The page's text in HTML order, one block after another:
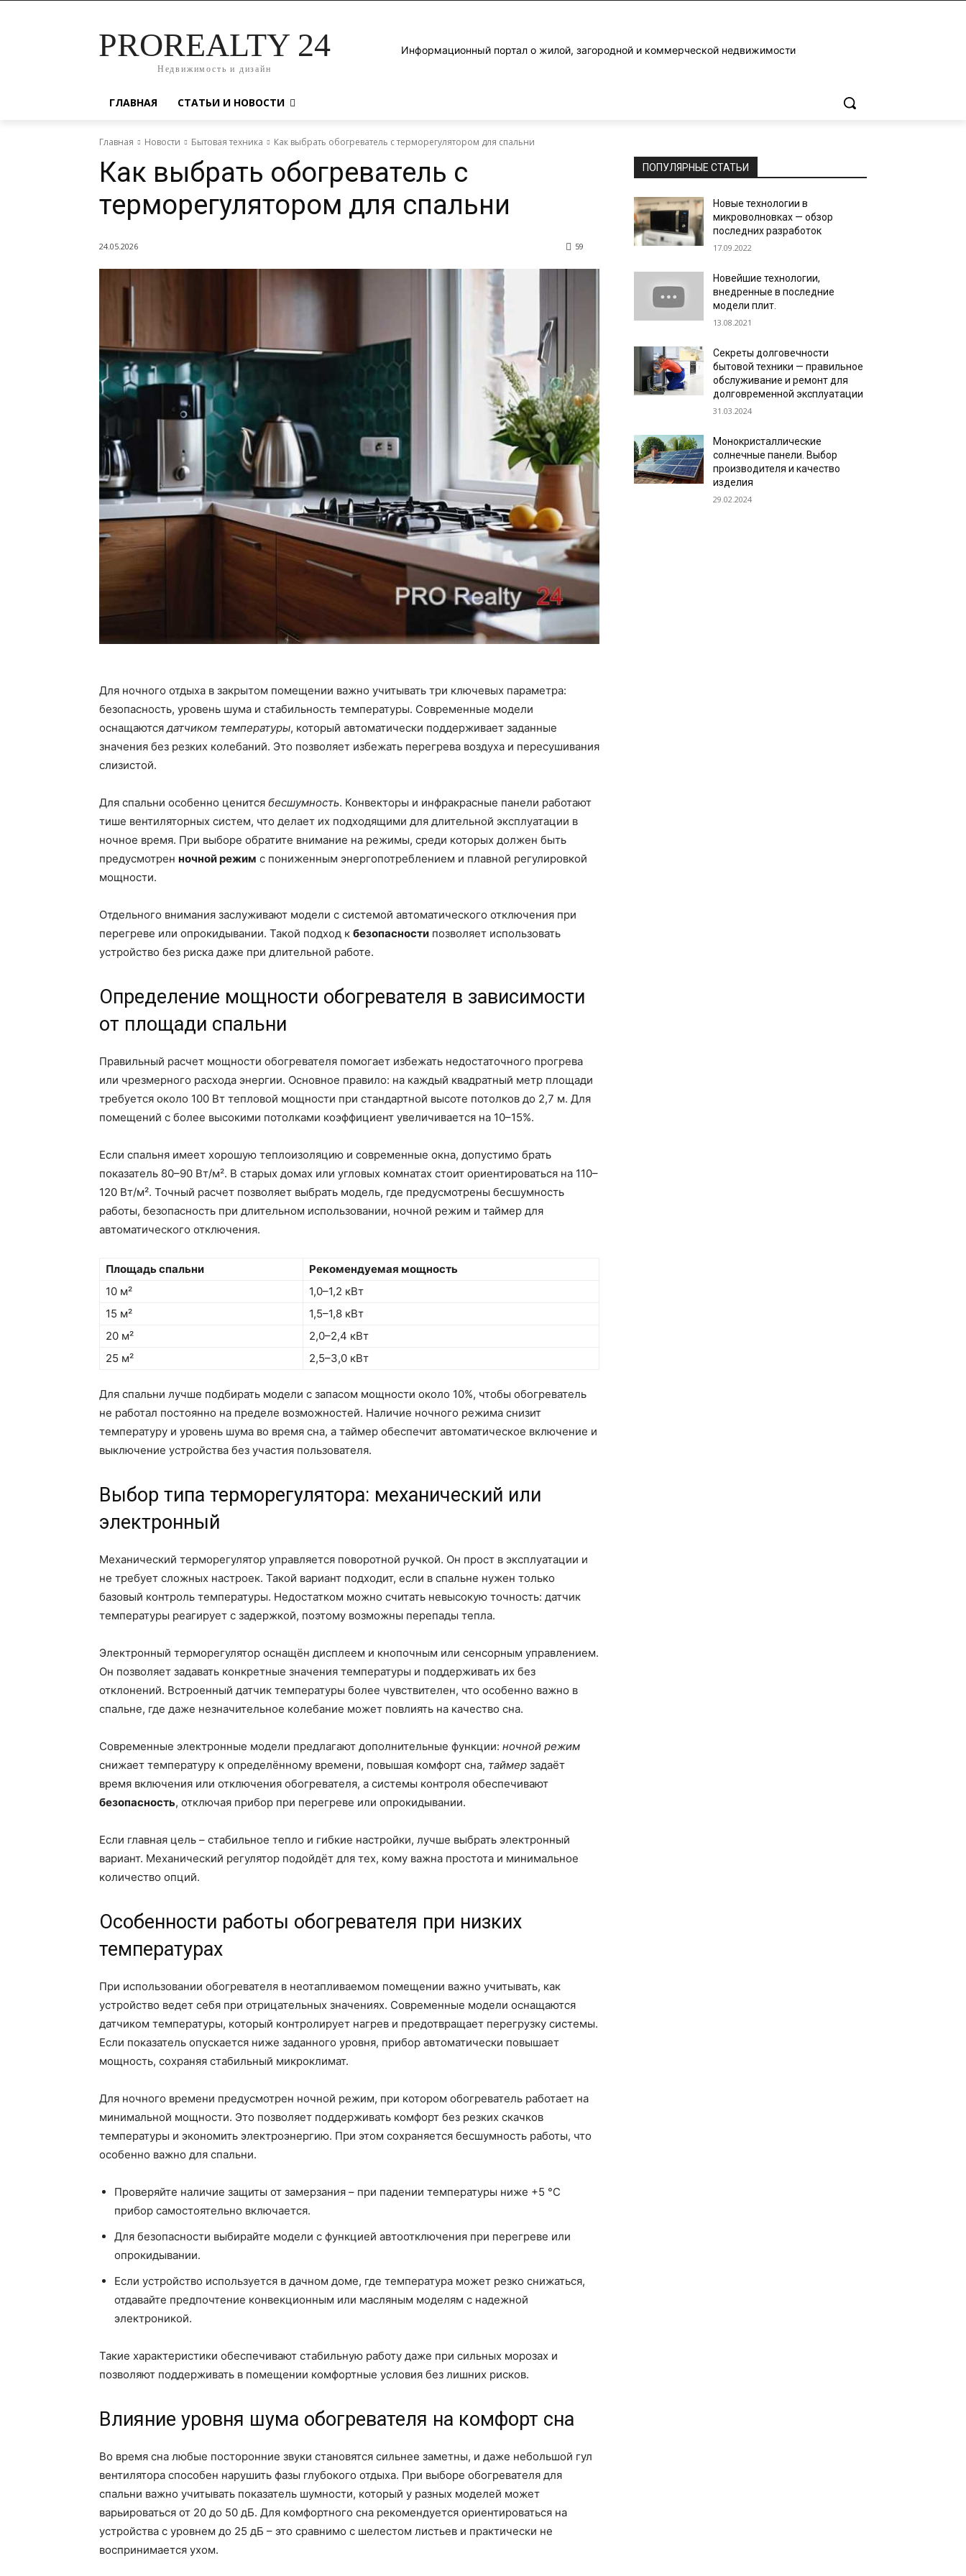
PROREALTY 24
Недвижимость и дизайн
Информационный портал о жилой, загородной и коммерческой недвижимости
ГЛАВНАЯ СТАТЬИ И НОВОСТИ
Главная Новости Бытовая техника Как выбрать обогреватель с терморегулятором для спальни
Как выбрать обогреватель с
терморегулятором для спальни
24.05.2026 59
Для ночного отдыха в закрытом помещении важно учитывать три ключевых параметра:
безопасность, уровень шума и стабильность температуры. Современные модели
оснащаютсядатчиком температуры, который автоматически поддерживает заданные
значения без резких колебаний. Это позволяет избежать перегрева воздуха и пересушивания
слизистой.
Для спальни особенно ценится бесшумность. Конвекторы и инфракрасные панели работают
тише вентиляторных систем, что делает их подходящими для длительной эксплуатации в
ночное время. При выборе обратите внимание на режимы, среди которых должен быть
предусмотрен ночной режим с пониженным энергопотреблением и плавной регулировкой
мощности.
Отдельного внимания заслуживают модели с системой автоматического отключения при
перегреве или опрокидывании. Такой подход к безопасности позволяет использовать
устройство без риска даже при длительной работе.
Определение мощности обогревателя в зависимости
от площади спальни
Правильный расчет мощности обогревателя помогает избежать недостаточного прогрева
или чрезмерного расхода энергии. Основное правило: на каждый квадратный метр площади
требуется около 100 Вт тепловой мощности при стандартной высоте потолков до 2,7 м. Для
помещений с более высокими потолками коэффициент увеличивается на 10–15%.
Если спальня имеет хорошую теплоизоляцию и современные окна, допустимо брать
показатель 80–90 Вт/м². В старых домах или угловых комнатах стоит ориентироваться на 110–
120 Вт/м². Точный расчет позволяет выбрать модель, где предусмотрены бесшумность
работы, безопасность при длительном использовании, ночной режим и таймер для
автоматического отключения.
Площадь спальни
Рекомендуемая мощность
10 м²
1,0–1,2 кВт
15 м²
1,5–1,8 кВт
20 м²
2,0–2,4 кВт
25 м²
2,5–3,0 кВт
Для спальни лучше подбирать модели с запасом мощности около 10%, чтобы обогреватель
не работал постоянно на пределе возможностей. Наличие ночного режима снизит
температуру и уровень шума во время сна, а таймер обеспечит автоматическое включение и
выключение устройства без участия пользователя.
Выбор типа терморегулятора: механический или
электронный
Механический терморегулятор управляется поворотной ручкой. Он прост в эксплуатации и
не требует сложных настроек. Такой вариант подходит, если в спальне нужен только
базовый контроль температуры. Недостатком можно считать невысокую точность: датчик
температуры реагирует с задержкой, поэтому возможны перепады тепла.
Электронный терморегулятор оснащён дисплеем и кнопочным или сенсорным управлением.
Он позволяет задавать конкретные значения температуры и поддерживать их без
отклонений. Встроенный датчик температуры более чувствителен, что особенно важно в
спальне, где даже незначительное колебание может повлиять на качество сна.
Современные электронные модели предлагают дополнительные функции: ночной режим
снижает температуру к определённому времени, повышая комфорт сна, таймер задаёт
время включения или отключения обогревателя, а системы контроля обеспечивают
безопасность, отключая прибор при перегреве или опрокидывании.
Если главная цель – стабильное тепло и гибкие настройки, лучше выбрать электронный
вариант. Механический регулятор подойдёт для тех, кому важна простота и минимальное
количество опций.
Особенности работы обогревателя при низких
температурах
При использовании обогревателя в неотапливаемом помещении важно учитывать, как
устройство ведет себя при отрицательных значениях. Современные модели оснащаются
датчиком температуры, который контролирует нагрев и предотвращает перегрузку системы.
Если показатель опускается ниже заданного уровня, прибор автоматически повышает
мощность, сохраняя стабильный микроклимат.
Для ночного времени предусмотрен ночной режим, при котором обогреватель работает на
минимальной мощности. Это позволяет поддерживать комфорт без резких скачков
температуры и экономить электроэнергию. При этом сохраняется бесшумность работы, что
особенно важно для спальни.
Проверяйте наличие защиты от замерзания – при падении температуры ниже +5 °C
прибор самостоятельно включается.
Для безопасности выбирайте модели с функцией автоотключения при перегреве или
опрокидывании.
Если устройство используется в дачном доме, где температура может резко снижаться,
отдавайте предпочтение конвекционным или масляным моделям с надежной
электроникой.
Такие характеристики обеспечивают стабильную работу даже при сильных морозах и
позволяют поддерживать в помещении комфортные условия без лишних рисков.
Влияние уровня шума обогревателя на комфорт сна
Во время сна любые посторонние звуки становятся сильнее заметны, и даже небольшой гул
вентилятора способен нарушить фазы глубокого отдыха. При выборе обогревателя для
спальни важно учитывать показатель шумности, который у разных моделей может
варьироваться от 20 до 50 дБ. Для комфортного сна рекомендуется ориентироваться на
устройства с уровнем до 25 дБ – это сравнимо с шелестом листьев и практически не
воспринимается ухом.
ПОПУЛЯРНЫЕ СТАТЬИ
Новые технологии в
микроволновках — обзор
последних разработок
17.09.2022
Новейшие технологии,
внедренные в последние
модели плит.
13.08.2021
Секреты долговечности
бытовой техники — правильное
обслуживание и ремонт для
долговременной эксплуатации
31.03.2024
Монокристаллические
солнечные панели. Выбор
производителя и качество
изделия
29.02.2024